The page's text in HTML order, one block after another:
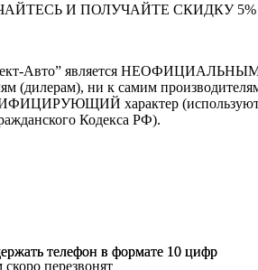
И ПОЛУЧАЙТЕ СКИДКУ
Авто” является НЕОФИЦИАЛЬНЫМ
(дилерам), ни к самим
характер
Кодекса РФ).
телефон в формате 10 цифр
телефон в формате 10 цифр
перезвонят